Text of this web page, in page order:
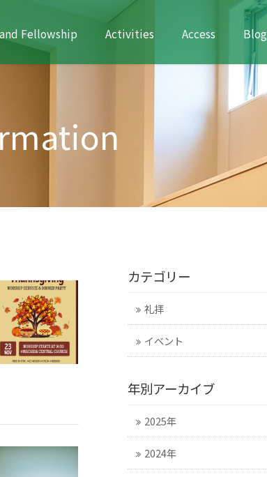
Fellowship Activities Access Blog
カテゴリー
礼拝
イベント
年別アーカイブ
2025年
2024年